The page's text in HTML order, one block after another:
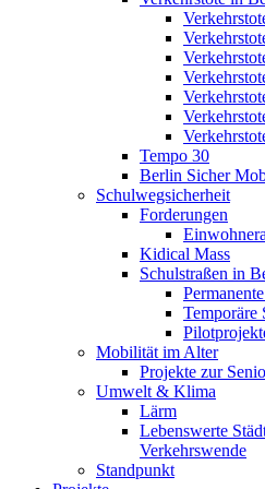
Tempo 30
Berlin Sicher
Schulwegsicherheit
Forderungen
Kidical Mass
Schulstraßen in
Temporäre
Mobilität im Alter
Projekte zur
Umwelt & Klima
Lärm
Lebenswerte
Verkehrswende
Standpunkt